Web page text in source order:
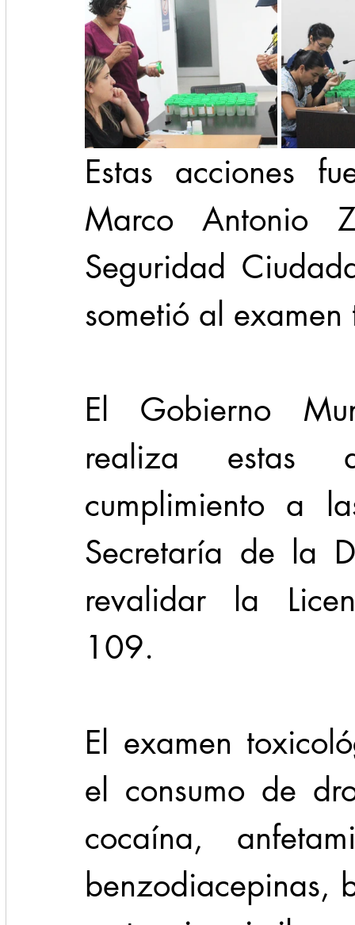
Estas acciones
Marco Antonio
Seguridad
sometió al
El Gobierno
realiza estas
cumplimiento a
Secretaría de la
revalidar la
109.
El examen
el consumo de
cocaína,
benzodiacepinas,